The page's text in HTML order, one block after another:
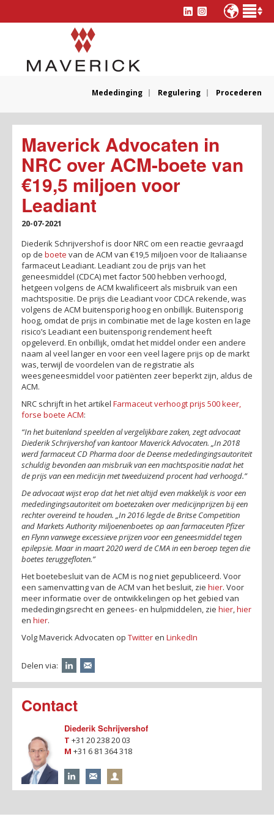
Mededinging Regulering Procederen
Maverick Advocaten in
NRC over ACM-boete van
€19,5 miljoen voor
Leadiant
20-07-2021
Diederik Schrijvershof is door NRC om een reactie gevraagd
op de boete van de ACM van €19,5 miljoen voor de Italiaanse
farmaceut Leadiant. Leadiant zou de prijs van het
geneesmiddel (CDCA) met factor 500 hebben verhoogd,
hetgeen volgens de ACM kwalificeert als misbruik van een
machtspositie. De prijs die Leadiant voor CDCA rekende, was
volgens de ACM buitensporig hoog en onbillijk. Buitensporig
hoog, omdat de prijs in combinatie met de lage kosten en lage
risico’s Leadiant een buitensporig rendement heeft
opgeleverd. En onbillijk, omdat het middel onder een andere
naam al veel langer en voor een veel lagere prijs op de markt
was, terwijl de voordelen van de registratie als
weesgeneesmiddel voor patiënten zeer beperkt zijn, aldus de
ACM.
NRC schrijft in het artikel Farmaceut verhoogt prijs 500 keer,
forse boete ACM:
“In het buitenland speelden al vergelijkbare zaken, zegt advocaat
Diederik Schrijvershof van kantoor Maverick Advocaten. „In 2018
werd farmaceut CD Pharma door de Deense mededingingsautoriteit
schuldig bevonden aan misbruik van een machtspositie nadat het
de prijs van een medicijn met tweeduizend procent had verhoogd.”
De advocaat wijst erop dat het niet altijd even makkelijk is voor een
mededingingsautoriteit om boetezaken over medicijnprijzen bij een
rechter overeind te houden. „In 2016 legde de Britse Competition
and Markets Authority miljoenenboetes op aan farmaceuten Pfizer
en Flynn vanwege excessieve prijzen voor een geneesmiddel tegen
epilepsie. Maar in maart 2020 werd de CMA in een beroep tegen die
boetes teruggefloten.”
Het boetebesluit van de ACM is nog niet gepubliceerd. Voor
een samenvatting van de ACM van het besluit, zie hier. Voor
meer informatie over de ontwikkelingen op het gebied van
mededingingsrecht en genees- en hulpmiddelen, zie hier hier
en hier.
Volg Maverick Advocaten op Twitteren LinkedIn
Delen via:
Contact
Diederik Schrijvershof
T +31 20 238 20 03
M +31 6 81 364 318